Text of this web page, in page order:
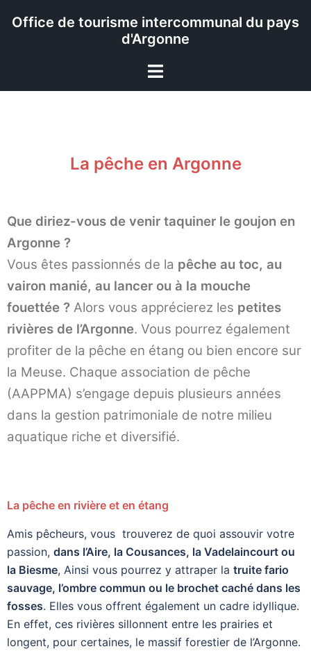
Office de tourisme intercommunal du pays
d'Argonne
La pêche en Argonne
Que diriez-vous de venir taquiner le goujon en
Argonne ?
Vous êtes passionnés de la pêche au toc, au
vairon manié, au lancer ou à la mouche
fouettée ? Alors vous apprécierez les petites
rivières de l’Argonne. Vous pourrez également
profiter de la pêche en étang ou bien encore sur
la Meuse. Chaque association de pêche
(AAPPMA) s’engage depuis plusieurs années
dans la gestion patrimoniale de notre milieu
aquatique riche et diversifié.
La pêche en rivière et en étang
Amis pêcheurs, vous trouverez de quoi assouvir votre
passion, dans l’Aire, la Cousances, la Vadelaincourt ou
la Biesme, Ainsi vous pourrez y attraper la truite fario
sauvage, l’ombre commun ou le brochet caché dans les
fosses. Elles vous offrent également un cadre idyllique.
En effet, ces rivières sillonnent entre les prairies et
longent, pour certaines, le massif forestier de l’Argonne.